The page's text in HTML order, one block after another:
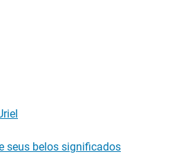
seus belos significados